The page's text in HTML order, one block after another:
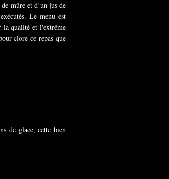
mûre et d’un jus de
Le menu est
la qualité et l'extrême
clore ce repas que
de glace, cette bien